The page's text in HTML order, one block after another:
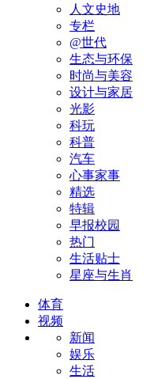
人文史地
专栏
@世代
生态与环保
时尚与美容
设计与家居
光影
科玩
科普
汽车
心事家事
精选
特辑
早报校园
热门
生活贴士
星座与生肖
体育
视频
新闻
娱乐
生活